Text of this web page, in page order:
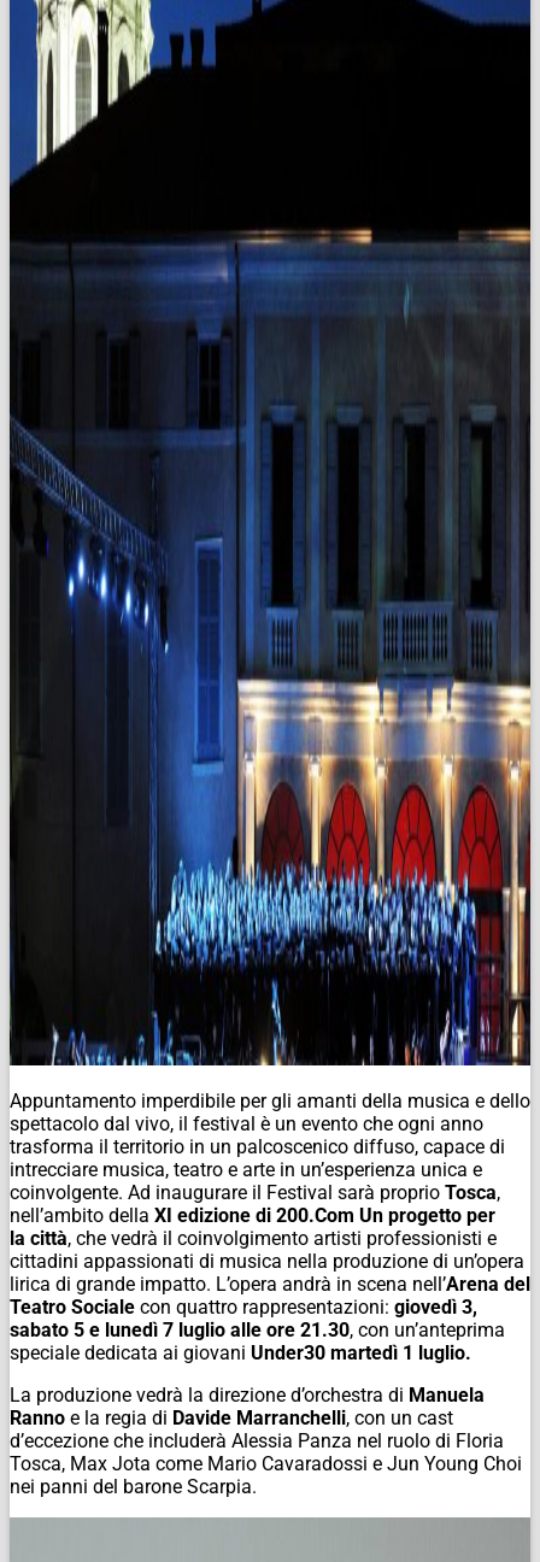
Appuntamento imperdibile per gli amanti della musica e dello
spettacolo dal vivo, il festival è un evento che ogni anno
trasforma il territorio in un palcoscenico diffuso, capace di
intrecciare musica, teatro e arte in un’esperienza unica e
coinvolgente. Ad inaugurare il Festival sarà proprio Tosca,
nell’ambito della XI edizione di 200.Com Un progetto per
la città, che vedrà il coinvolgimento artisti professionisti e
cittadini appassionati di musica nella produzione di un’opera
lirica di grande impatto. L’opera andrà in scena nell’Arena del
Teatro Sociale con quattro rappresentazioni: giovedì 3,
sabato 5 e lunedì 7 luglio alle ore 21.30, con un’anteprima
speciale dedicata ai giovani Under30 martedì 1 luglio.
La produzione vedrà la direzione d’orchestra di Manuela
Ranno e la regia di Davide Marranchelli, con un cast
d’eccezione che includerà Alessia Panza nel ruolo di Floria
Tosca, Max Jota come Mario Cavaradossi e Jun Young Choi
nei panni del barone Scarpia.